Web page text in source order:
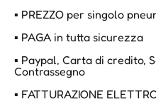
▪ PREZZO per singolo
▪ PAGA in tutta sicurezza
▪ Paypal, Carta di credito,
Contrassegno
▪ FATTURAZIONE